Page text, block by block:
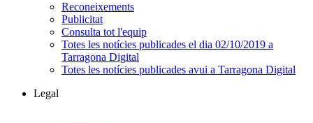
Reconeixements
Publicitat
Consulta tot l'equip
Totes les notícies publicades el dia 02/10/2019 a
Tarragona Digital
Totes les notícies publicades avui a Tarragona Digital
Legal